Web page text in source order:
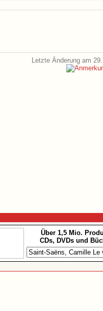
Letzte Änderung am
Über 1,5 Mio.
CDs, DVDs und